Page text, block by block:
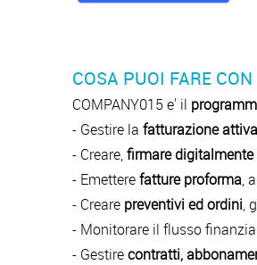
COSA PUOI FARE
COMPANY015 e' il
- Gestire lafatturazione
- Creare,firmare digitalmente
- Emetterefatture proforma,
- Creare preventivi ed ordini,
- Monitorare il flusso
- Gestirecontratti,